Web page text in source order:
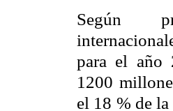
Según
para el año
1200
el 18 % de